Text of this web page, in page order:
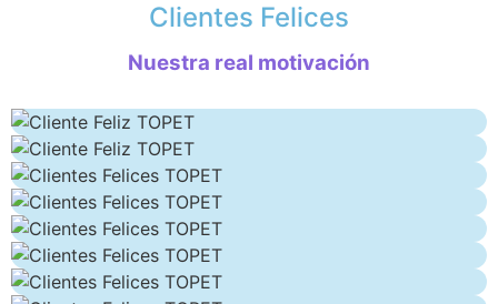
Clientes Felices
Nuestra real motivación